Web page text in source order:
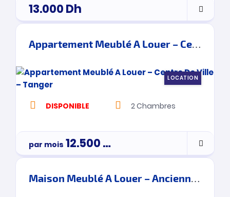
13.000Dh
Appartement Meublé A Louer – Centre De Ville – Tanger
LOCATION
DISPONIBLE 2Chambres
par mois 12.500Dh
Maison Meublé A Louer – Ancienne Medina – Tanger